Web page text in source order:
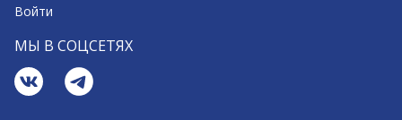
Войти
МЫ В СОЦСЕТЯХ